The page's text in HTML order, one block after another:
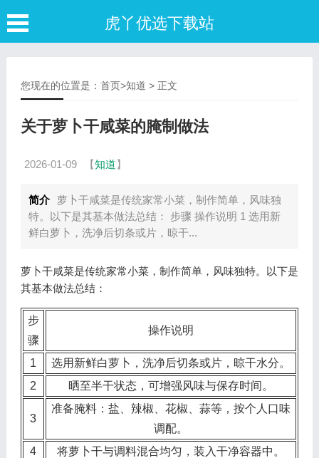
虎丫优选下载站
您现在的位置是： 首页>知道 > 正文
关于萝卜干咸菜的腌制做法
2026-01-09 【知道】
简介 萝卜干咸菜是传统家常小菜，制作简单，风味独
特。以下是其基本做法总结： 步骤 操作说明 1 选用新
鲜白萝卜，洗净后切条或片，晾干...
萝卜干咸菜是传统家常小菜，制作简单，风味独特。以下是
其基本做法总结：
步
骤
操作说明
1
选用新鲜白萝卜，洗净后切条或片，晾干水分。
2
晒至半干状态，可增强风味与保存时间。
3
准备腌料：盐、辣椒、花椒、蒜等，按个人口味
调配。
4
将萝卜干与调料混合均匀，装入干净容器中。